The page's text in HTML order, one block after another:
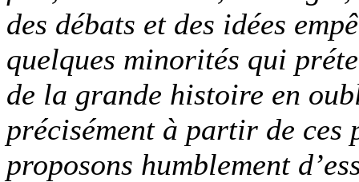
des débats et des idées
quelques minorités qui
de la grande histoire en
précisément à partir de ces
proposons humblement